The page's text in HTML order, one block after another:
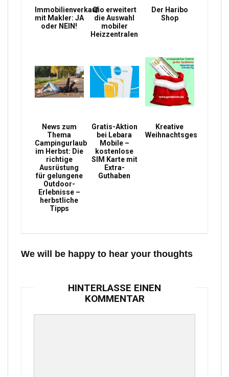
Immobilienverkauf
mit Makler: JA
oder NEIN!
Qio erweitert
die Auswahl
mobiler
Heizzentralen
Der Haribo
Shop
News zum
Thema
Campingurlaub
im Herbst: Die
richtige
Ausrüstung
für gelungene
Outdoor-
Erlebnisse –
herbstliche
Tipps
Gratis-Aktion
bei Lebara
Mobile –
kostenlose
SIM Karte mit
Extra-
Guthaben
Kreative
Weihnachtsgeschenke
We will be happy to hear your thoughts
HINTERLASSE EINEN
KOMMENTAR